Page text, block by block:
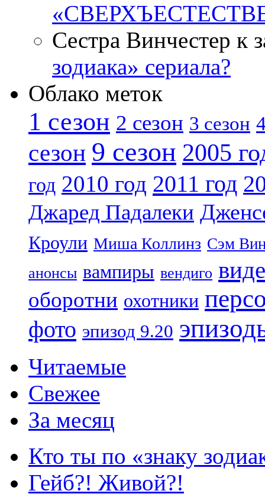
Сестра Винчестер к
зодиака» сериала?
Облако меток
1 сезон 2 сезон 3 сезон
сезон 9 сезон 2005
год 2010 год 2011 год
Джаред Падалеки
Кроули Миша Коллинз Сэм
анонсы вампиры вендиго
оборотни охотники
фото эпизод 9.20
Читаемые
Свежее
За месяц
Кто ты по «знаку
Гейб?! Живой?!